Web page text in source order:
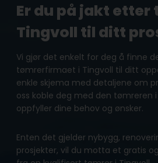
Er du på jakt etter
Tingvoll til ditt
Vi gjør det enkelt for deg å finne
tømrerfirmaet i Tingvoll til ditt
enkle skjema med detaljene om
oss koble deg med den tømreren
oppfyller dine behov og ønsker.
Enten det gjelder nybygg,
prosjekter, vil du motta et gratis